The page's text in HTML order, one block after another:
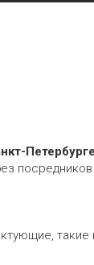
Петербурге
такие